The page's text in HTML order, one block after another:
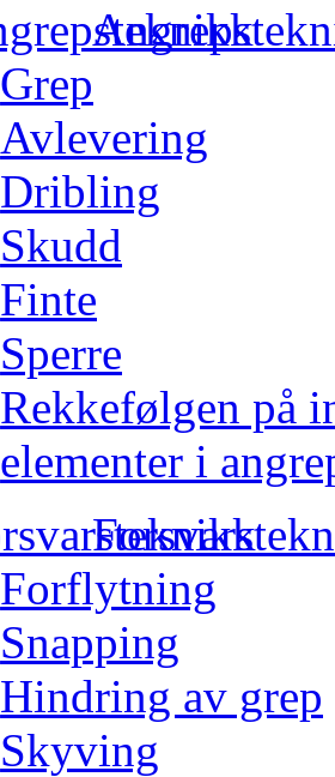
Grep
Avlevering
Dribling
Skudd
Finte
Sperre
Rekkefølgen på
elementer i
Forflytning
Snapping
Hindring av grep
Skyving